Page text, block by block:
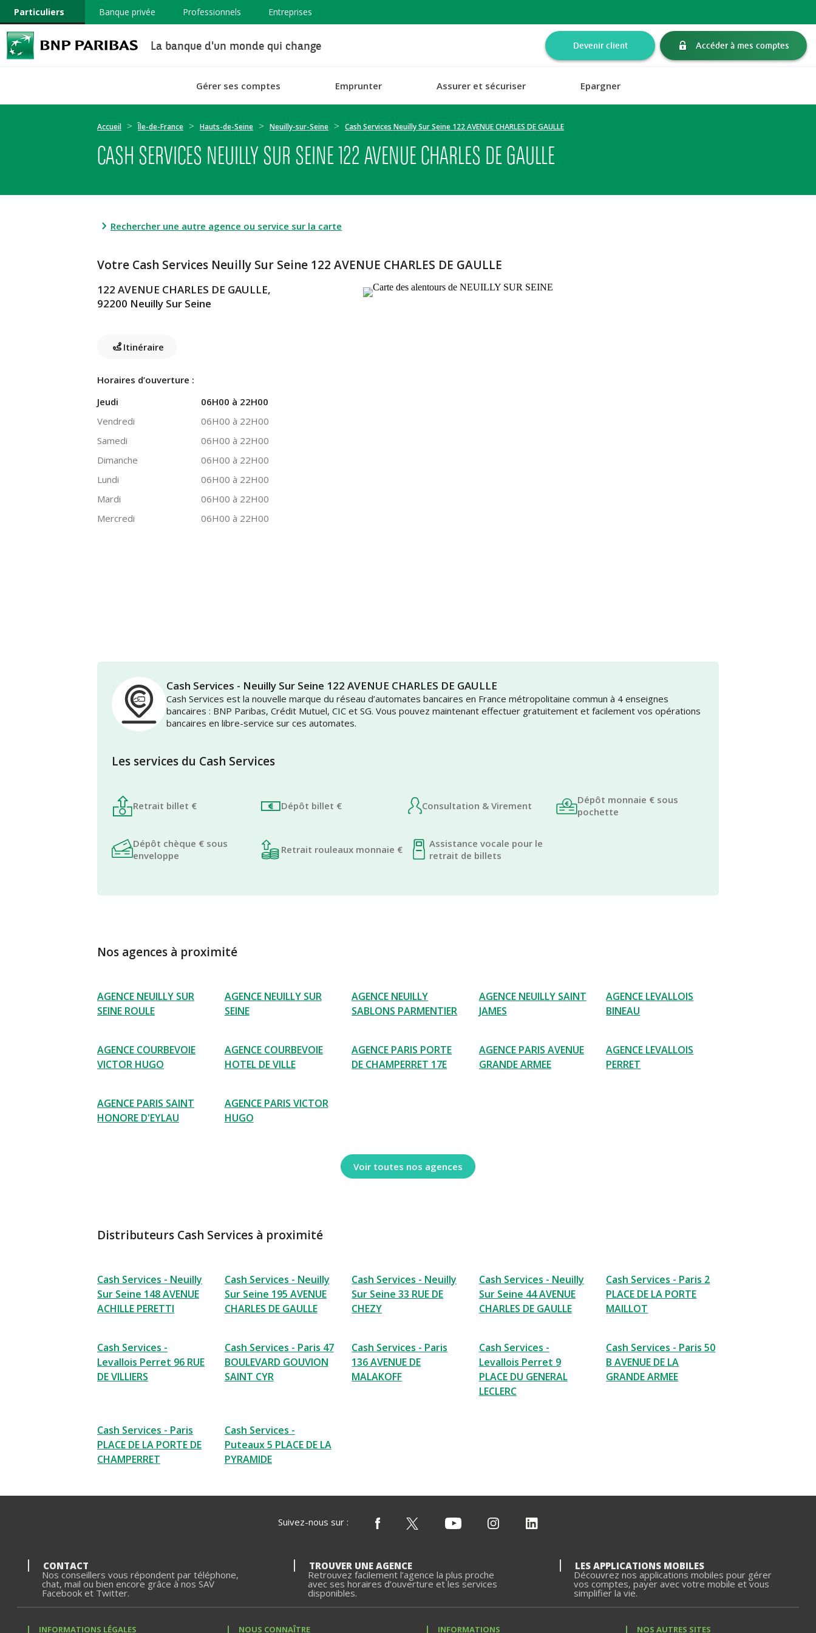
Particuliers Banque privée Professionnels Entreprises
La banque d'un monde qui change Devenir client Accéder à mes comptes
Gérer ses comptes Emprunter Assurer et sécuriser Epargner
Accueil Île-de-France Hauts-de-Seine Neuilly-sur-Seine Cash Services Neuilly Sur Seine 122 AVENUE CHARLES DE GAULLE
CASH SERVICES NEUILLY SUR SEINE 122 AVENUE CHARLES DE GAULLE
Rechercher une autre agence ou service sur la carte
Votre Cash Services Neuilly Sur Seine 122 AVENUE CHARLES DE GAULLE
122 AVENUE CHARLES DE GAULLE,
92200 Neuilly Sur Seine
Itinéraire
Horaires d’ouverture :
Jeudi
06H00 à 22H00
Vendredi
06H00 à 22H00
Samedi
06H00 à 22H00
Dimanche
06H00 à 22H00
Lundi
06H00 à 22H00
Mardi
06H00 à 22H00
Mercredi
06H00 à 22H00
Cash Services - Neuilly Sur Seine 122 AVENUE CHARLES DE GAULLE
Cash Services est la nouvelle marque du réseau d’automates bancaires en France métropolitaine commun à 4 enseignes
bancaires : BNP Paribas, Crédit Mutuel, CIC et SG. Vous pouvez maintenant effectuer gratuitement et facilement vos opérations
bancaires en libre-service sur ces automates.
Les services du Cash Services
Retrait billet € Dépôt billet € Consultation & Virement
Dépôt monnaie € sous
pochette
Dépôt chèque € sous
enveloppe
Retrait rouleaux monnaie €
Assistance vocale pour le
retrait de billets
Nos agences à proximité
AGENCE NEUILLY SUR
SEINE ROULE
AGENCE NEUILLY SUR
SEINE
AGENCE NEUILLY
SABLONS PARMENTIER
AGENCE NEUILLY SAINT
JAMES
AGENCE LEVALLOIS
BINEAU
AGENCE COURBEVOIE
VICTOR HUGO
AGENCE COURBEVOIE
HOTEL DE VILLE
AGENCE PARIS PORTE
DE CHAMPERRET 17E
AGENCE PARIS AVENUE
GRANDE ARMEE
AGENCE LEVALLOIS
PERRET
AGENCE PARIS SAINT
HONORE D'EYLAU
AGENCE PARIS VICTOR
HUGO
Voir toutes nos agences
Distributeurs Cash Services à proximité
Cash Services - Neuilly
Sur Seine 148 AVENUE
ACHILLE PERETTI
Cash Services - Neuilly
Sur Seine 195 AVENUE
CHARLES DE GAULLE
Cash Services - Neuilly
Sur Seine 33 RUE DE
CHEZY
Cash Services - Neuilly
Sur Seine 44 AVENUE
CHARLES DE GAULLE
Cash Services - Paris 2
PLACE DE LA PORTE
MAILLOT
Cash Services -
Levallois Perret 96 RUE
DE VILLIERS
Cash Services - Paris 47
BOULEVARD GOUVION
SAINT CYR
Cash Services - Paris
136 AVENUE DE
MALAKOFF
Cash Services -
Levallois Perret 9
PLACE DU GENERAL
LECLERC
Cash Services - Paris 50
B AVENUE DE LA
GRANDE ARMEE
Cash Services - Paris
PLACE DE LA PORTE DE
CHAMPERRET
Cash Services -
Puteaux 5 PLACE DE LA
PYRAMIDE
Suivez-nous sur :
CONTACT
Nos conseillers vous répondent par téléphone,
chat, mail ou bien encore grâce à nos SAV
Facebook et Twitter.
TROUVER UNE AGENCE
Retrouvez facilement l’agence la plus proche
avec ses horaires d’ouverture et les services
disponibles.
LES APPLICATIONS MOBILES
Découvrez nos applications mobiles pour gérer
vos comptes, payer avec votre mobile et vous
simplifier la vie.
INFORMATIONS LÉGALES NOUS CONNAÎTRE INFORMATIONS NOS AUTRES SITES